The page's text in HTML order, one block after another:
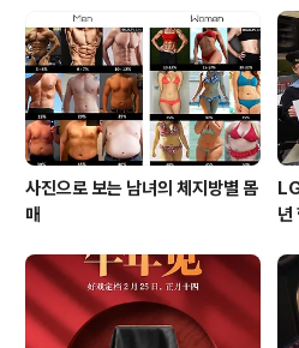
위치된 것을 확인할 수 있습니다. 픽셀 XL /
arlin : 넥서스6P 후속) 스펙5.5인치
0) AMOLED 디스플레이스냅드래곤 821 쿼
사진으로 보는 남녀의 체지방별 몸
매